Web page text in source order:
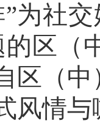
”为社
的区（
区（
风情